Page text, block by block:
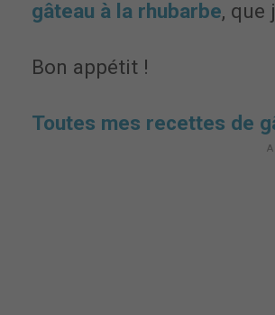
gâteau à la rhubarbe, que
Bon appétit !
Toutes mes recettes de